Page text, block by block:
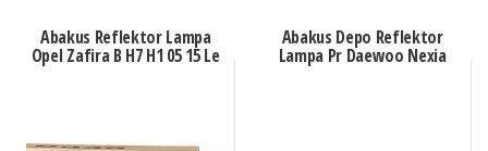
Abakus Reflektor Lampa
Opel Zafira B H7 H1 05 15 Le
Abakus Depo Reflektor
Lampa Pr Daewoo Nexia